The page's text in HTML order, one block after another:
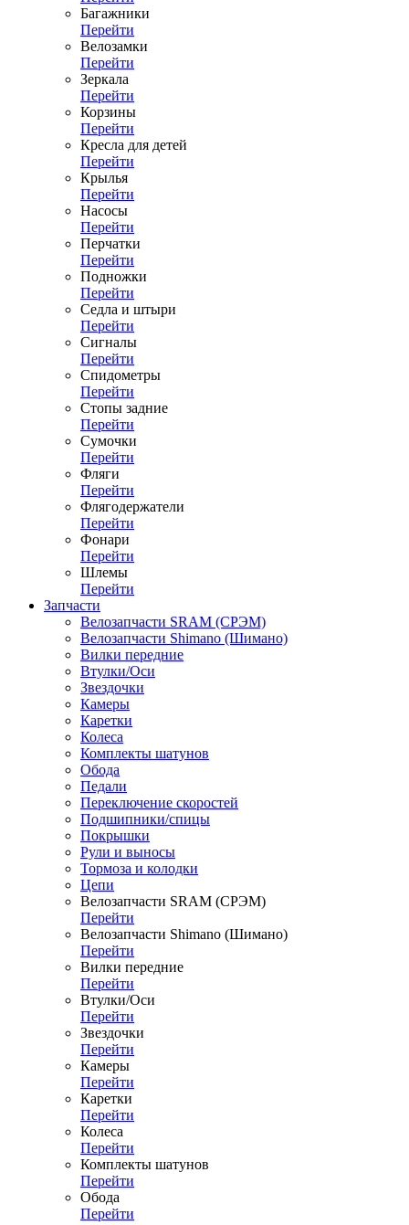
Багажники
Перейти
Велозамки
Перейти
Зеркала
Перейти
Корзины
Перейти
Кресла для детей
Перейти
Крылья
Перейти
Насосы
Перейти
Перчатки
Перейти
Подножки
Перейти
Седла и штыри
Перейти
Сигналы
Перейти
Спидометры
Перейти
Стопы задние
Перейти
Сумочки
Перейти
Фляги
Перейти
Флягодержатели
Перейти
Фонари
Перейти
Шлемы
Перейти
Запчасти
Велозапчасти SRAM (СРЭМ)
Велозапчасти Shimano (Шимано)
Вилки передние
Втулки/Оси
Звездочки
Камеры
Каретки
Колеса
Комплекты шатунов
Обода
Педали
Переключение скоростей
Подшипники/спицы
Покрышки
Рули и выносы
Тормоза и колодки
Цепи
Велозапчасти SRAM (СРЭМ)
Перейти
Велозапчасти Shimano (Шимано)
Перейти
Вилки передние
Перейти
Втулки/Оси
Перейти
Звездочки
Перейти
Камеры
Перейти
Каретки
Перейти
Колеса
Перейти
Комплекты шатунов
Перейти
Обода
Перейти